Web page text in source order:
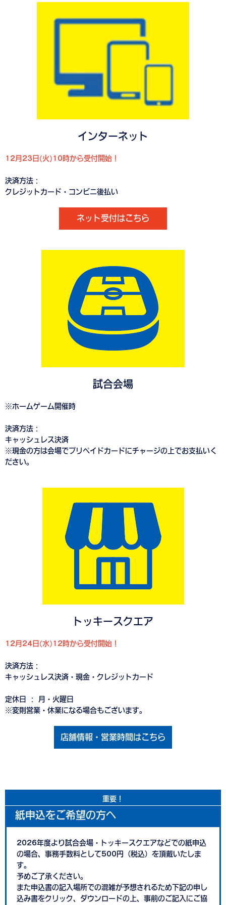
インターネット
12月23日(火)10時から受付開始！
決済方法：
クレジットカード・コンビニ後払い
ネット受付はこちら
試合会場
※ホームゲーム開催時
決済方法：
キャッシュレス決済
※現金の方は会場でプリペイドカードにチャージの上でお支払いく
ださい。
トッキースクエア
12月24日(水)12時から受付開始！
決済方法：
キャッシュレス決済・現金・クレジットカード
定休日 ： 月・火曜日
※変則営業・休業になる場合もございます。
店舗情報・営業時間はこちら
重要！
紙申込をご希望の方へ
2026年度より試合会場・トッキースクエアなどでの紙申込
の場合、事務手数料として500円（税込）を頂戴いたしま
す。
予めご了承ください。
また申込書の記入場所での混雑が予想されるため下記の申し
込み書をクリック、ダウンロードの上、事前のご記入にご協